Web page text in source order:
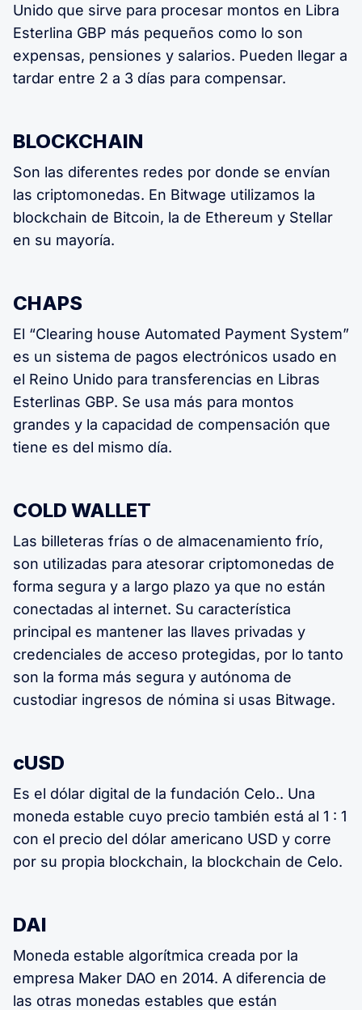
Unido que sirve para procesar montos en Libra
Esterlina GBP más pequeños como lo son
expensas, pensiones y salarios. Pueden llegar a
tardar entre 2 a 3 días para compensar.
BLOCKCHAIN
Son las diferentes redes por donde se envían
las criptomonedas. En Bitwage utilizamos la
blockchain de Bitcoin, la de Ethereum y Stellar
en su mayoría.
CHAPS
El “Clearing house Automated Payment System”
es un sistema de pagos electrónicos usado en
el Reino Unido para transferencias en Libras
Esterlinas GBP. Se usa más para montos
grandes y la capacidad de compensación que
tiene es del mismo día.
COLD WALLET
Las billeteras frías o de almacenamiento frío,
son utilizadas para atesorar criptomonedas de
forma segura y a largo plazo ya que no están
conectadas al internet. Su característica
principal es mantener las llaves privadas y
credenciales de acceso protegidas, por lo tanto
son la forma más segura y autónoma de
custodiar ingresos de nómina si usas Bitwage.
cUSD
Es el dólar digital de la fundación Celo.. Una
moneda estable cuyo precio también está al 1 : 1
con el precio del dólar americano USD y corre
por su propia blockchain, la blockchain de Celo.
DAI
Moneda estable algorítmica creada por la
empresa Maker DAO en 2014. A diferencia de
las otras monedas estables que están